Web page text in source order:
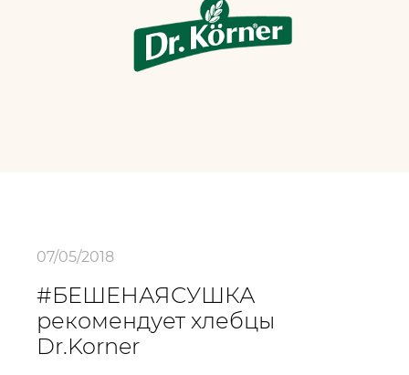
07/05/2018
#БЕШЕНАЯСУШКА
рекомендует хлебцы
Dr.Korner